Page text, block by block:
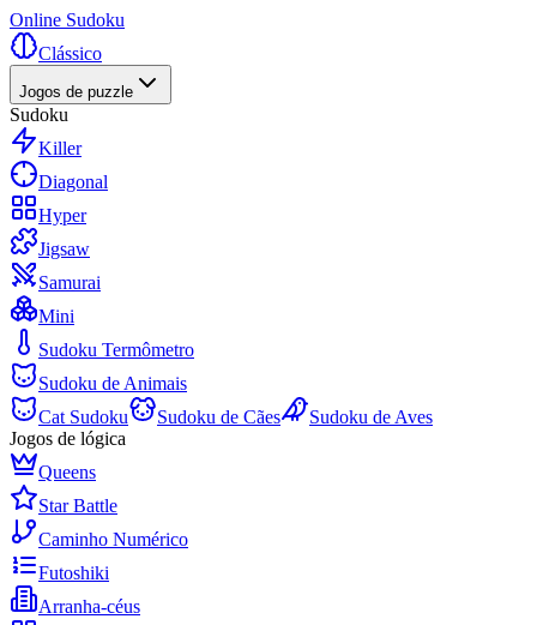
Online Sudoku
Clássico
Jogos de puzzle
Sudoku
Killer
Diagonal
Hyper
Jigsaw
Samurai
Mini
Sudoku Termômetro
Sudoku de Animais
Cat Sudoku
Sudoku de Cães
Sudoku de Aves
Jogos de lógica
Queens
Star Battle
Caminho Numérico
Futoshiki
Arranha-céus